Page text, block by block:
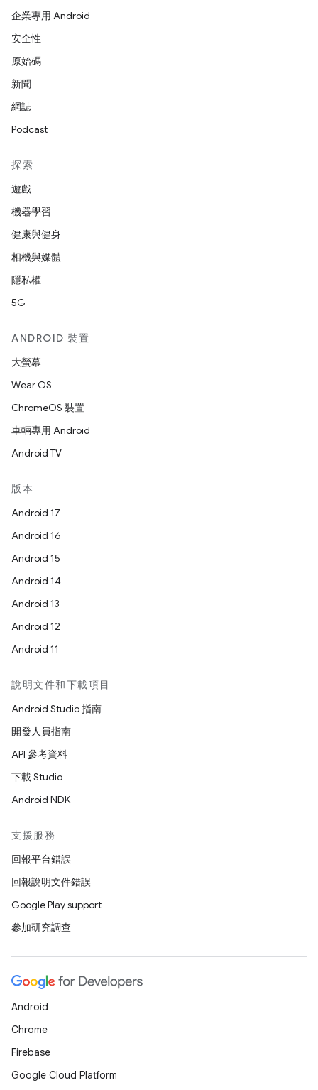
企業專用 Android
安全性
原始碼
新聞
網誌
Podcast
探索
遊戲
機器學習
健康與健身
相機與媒體
隱私權
5G
ANDROID 裝置
大螢幕
Wear OS
ChromeOS 裝置
車輛專用 Android
Android TV
版本
Android 17
Android 16
Android 15
Android 14
Android 13
Android 12
Android 11
說明文件和下載項目
Android Studio 指南
開發人員指南
API 參考資料
下載 Studio
Android NDK
支援服務
回報平台錯誤
回報說明文件錯誤
Google Play support
參加研究調查
Android
Chrome
Firebase
Google Cloud Platform